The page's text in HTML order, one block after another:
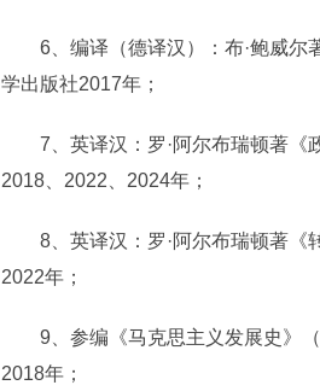
6、编译（德译汉）：布·鲍威尔著
学出版社2017年；
7、英译汉：罗·阿尔布瑞顿著《
2018、2022、2024年；
8、英译汉：罗·阿尔布瑞顿著《
2022年；
9、参编《马克思主义发展史》（
2018年；